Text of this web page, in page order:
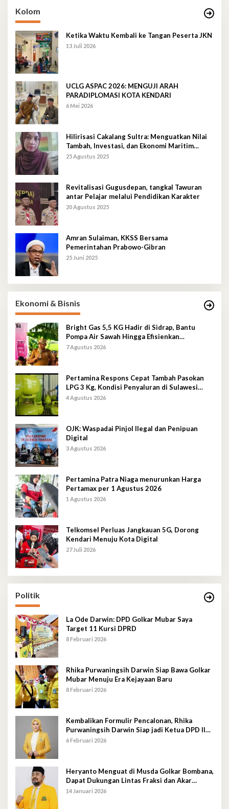
Kolom
Ketika Waktu Kembali ke Tangan Peserta JKN
13 Juli 2026
UCLG ASPAC 2026: MENGUJI ARAH
PARADIPLOMASI KOTA KENDARI
6 Mei 2026
Hilirisasi Cakalang Sultra: Menguatkan Nilai
Tambah, Investasi, dan Ekonomi Maritim
Berkelanjutan
25 Agustus 2025
Revitalisasi Gugusdepan, tangkal Tawuran
antar Pelajar melalui Pendidikan Karakter
20 Agustus 2025
Amran Sulaiman, KKSS Bersama
Pemerintahan Prabowo-Gibran
25 Juni 2025
Ekonomi & Bisnis
Bright Gas 5,5 KG Hadir di Sidrap, Bantu
Pompa Air Sawah Hingga Efisienkan
Penyaluran Elpiji 3 Kg
7 Agustus 2026
Pertamina Respons Cepat Tambah Pasokan
LPG 3 Kg, Kondisi Penyaluran di Sulawesi
Selatan Berlangsung Kondusif
4 Agustus 2026
OJK: Waspadai Pinjol Ilegal dan Penipuan
Digital
3 Agustus 2026
Pertamina Patra Niaga menurunkan Harga
Pertamax per 1 Agustus 2026
1 Agustus 2026
Telkomsel Perluas Jangkauan 5G, Dorong
Kendari Menuju Kota Digital
27 Juli 2026
Politik
La Ode Darwin: DPD Golkar Mubar Saya
Target 11 Kursi DPRD
8 Februari 2026
Rhika Purwaningsih Darwin Siap Bawa Golkar
Mubar Menuju Era Kejayaan Baru
8 Februari 2026
Kembalikan Formulir Pencalonan, Rhika
Purwaningsih Darwin Siap jadi Ketua DPD II
Golkar Mubar
6 Februari 2026
Heryanto Menguat di Musda Golkar Bombana,
Dapat Dukungan Lintas Fraksi dan Akar
Rumput
14 Januari 2026